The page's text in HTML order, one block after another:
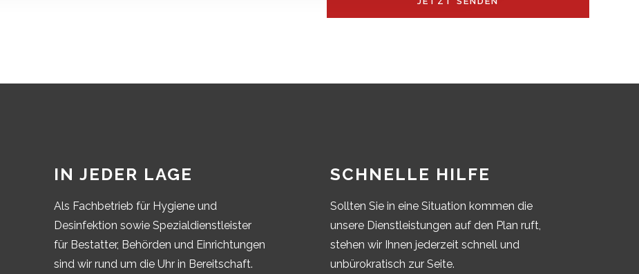
IN JEDER LAGE
Als Fachbetrieb für Hygiene und
Desinfektion sowie Spezialdienstleister
für Bestatter, Behörden und Einrichtungen
sind wir rund um die Uhr in Bereitschaft.
SCHNELLE HILFE
Sollten Sie in eine Situation kommen die
unsere Dienstleistungen auf den Plan ruft,
stehen wir Ihnen jederzeit schnell und
unbürokratisch zur Seite.